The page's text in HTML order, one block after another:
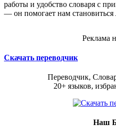
работы и удобство словаря с
— он помогает нам становиться
Реклама
Скачать переводчик
Переводчик,
20+ языков,
Наш